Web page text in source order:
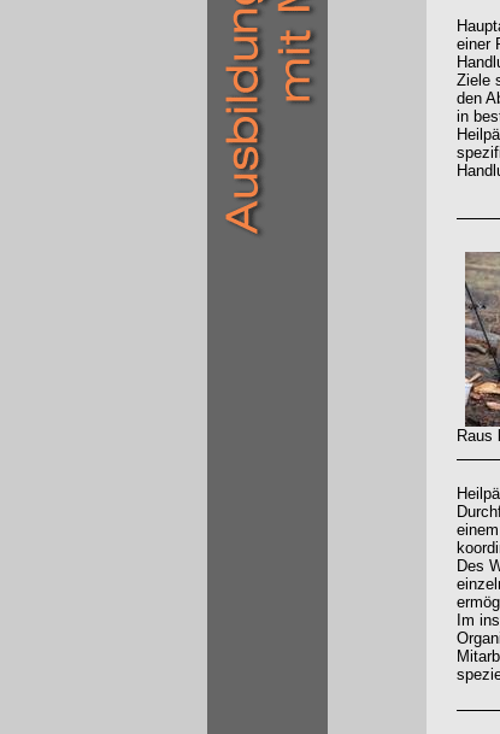
einer
Ziele
den
in
Raus
Des
Im